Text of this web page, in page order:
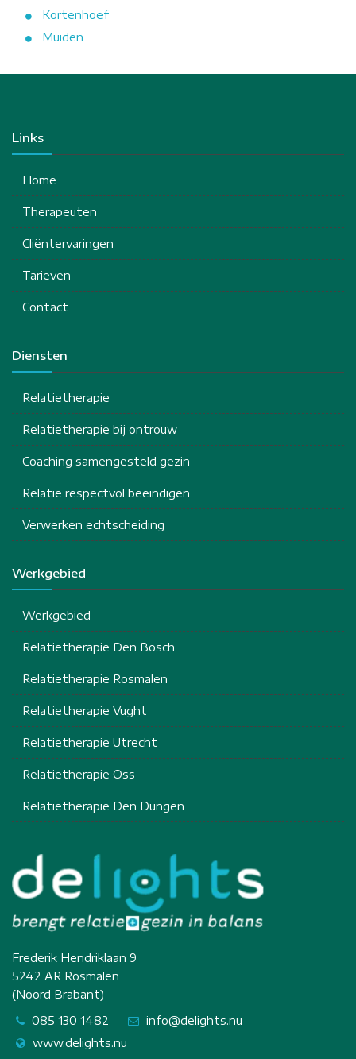
Kortenhoef
Muiden
Links
Home
Therapeuten
Cliëntervaringen
Tarieven
Contact
Diensten
Relatietherapie
Relatietherapie bij ontrouw
Coaching samengesteld gezin
Relatie respectvol beëindigen
Verwerken echtscheiding
Werkgebied
Werkgebied
Relatietherapie Den Bosch
Relatietherapie Rosmalen
Relatietherapie Vught
Relatietherapie Utrecht
Relatietherapie Oss
Relatietherapie Den Dungen
Frederik Hendriklaan 9
5242 AR Rosmalen
(Noord Brabant)
085 130 1482
info@delights.nu
www.delights.nu